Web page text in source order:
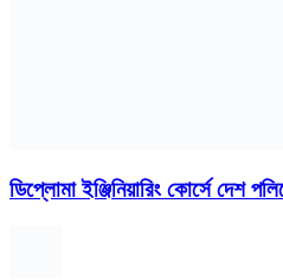
ডিপ্লোমা ইঞ্জিনিয়ারিং কোর্সে দেশ